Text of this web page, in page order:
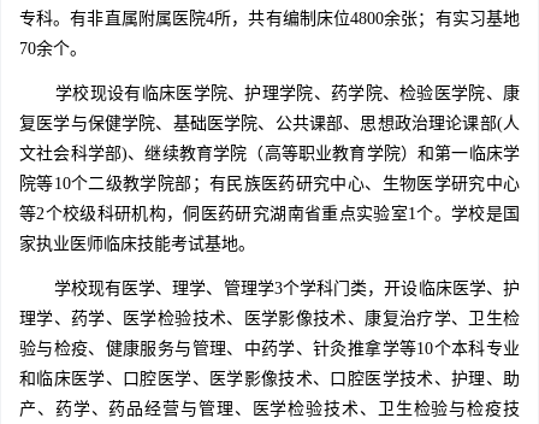
专科。有非直属附属医院4所，共有编制床位4800余张；有实习基地
70余个。
学校现设有临床医学院、护理学院、药学院、检验医学院、康
复医学与保健学院、基础医学院、公共课部、思想政治理论课部(人
文社会科学部)、继续教育学院（高等职业教育学院）和第一临床学
院等10个二级教学院部；有民族医药研究中心、生物医学研究中心
等2个校级科研机构，侗医药研究湖南省重点实验室1个。学校是国
家执业医师临床技能考试基地。
学校现有医学、理学、管理学3个学科门类，开设临床医学、护
理学、药学、医学检验技术、医学影像技术、康复治疗学、卫生检
验与检疫、健康服务与管理、中药学、针灸推拿学等10个本科专业
和临床医学、口腔医学、医学影像技术、口腔医学技术、护理、助
产、药学、药品经营与管理、医学检验技术、卫生检验与检疫技